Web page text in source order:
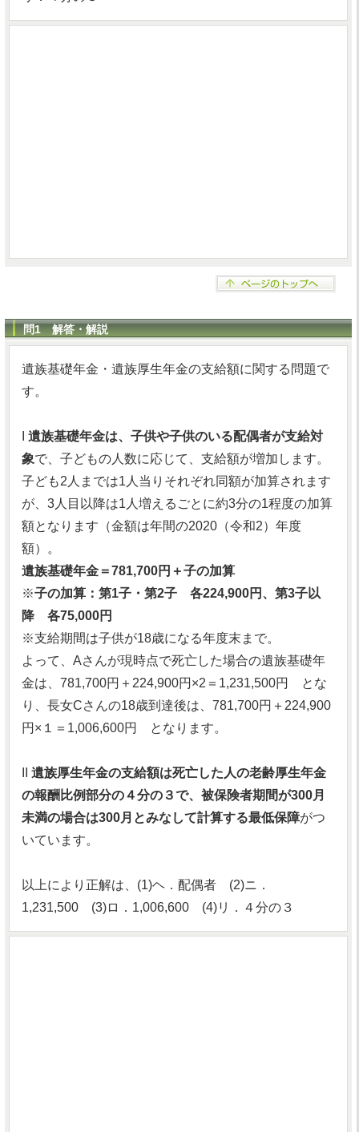
問1 解答・解説
遺族基礎年金・遺族厚生年金の支給額に関する問題で
す。
遺族基礎年金は、子供や子供のいる配偶者が支給対
象で、子どもの人数に応じて、支給額が増加します。
子ども2人までは1人当りそれぞれ同額が加算されます
が、3人目以降は1人増えるごとに約3分の1程度の加算
額となります（金額は年間の2020（令和2）年度
額）。
遺族基礎年金＝781,700円＋子の加算
※子の加算：第1子・第2子 各224,900円、第3子以
降 各75,000円
※支給期間は子供が18歳になる年度末まで。
よって、Aさんが現時点で死亡した場合の遺族基礎年
金は、781,700円＋224,900円×2＝1,231,500円 とな
り、長女Cさんの18歳到達後は、781,700円＋224,900
円×１＝1,006,600円 となります。
遺族厚生年金の支給額は死亡した人の老齢厚生年金
の報酬比例部分の４分の３で、被保険者期間が300月
未満の場合は300月とみなして計算する最低保障がつ
いています。
以上により正解は、(1)ヘ．配偶者 (2)ニ．
1,231,500 (3)ロ．1,006,600 (4)リ．４分の３